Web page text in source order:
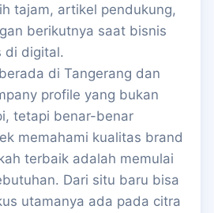
tajam, artikel pendukung,
berikutnya saat bisnis
di digital.
di Tangerang dan
profile yang bukan
tetapi benar-benar
memahami kualitas brand
terbaik adalah memulai
Dari situ baru bisa
utamanya ada pada citra